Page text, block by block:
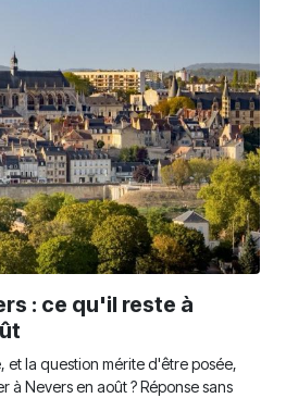
: ce qu'il reste à
et la question mérite d'être posée,
Nevers en août ? Réponse sans